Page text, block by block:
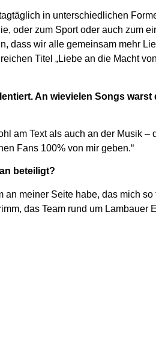
in unterschiedlichen
oder zum Sport oder auch zum
dass wir alle gemeinsam mehr
Titel „Liebe an die Macht
An wievielen Songs warst
am Text als auch an der Musik –
Fans 100% von mir geben.“
beteiligt?
an meiner Seite habe, das mich
das Team rund um Lambauer